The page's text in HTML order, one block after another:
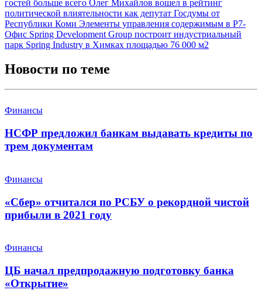
гостей больше всего Олег Михайлов вошел в рейтинг
политической влиятельности как депутат Госдумы от
Республики Коми Элементы управления содержимым в Р7-
Офис Spring Development Group построит индустриальный
парк Spring Industry в Химках площадью 76 000 м2
Новости по теме
Финансы
НСФР предложил банкам выдавать кредиты по
трем документам
Финансы
«Сбер» отчитался по РСБУ о рекордной чистой
прибыли в 2021 году
Финансы
ЦБ начал предпродажную подготовку банка
«Открытие»